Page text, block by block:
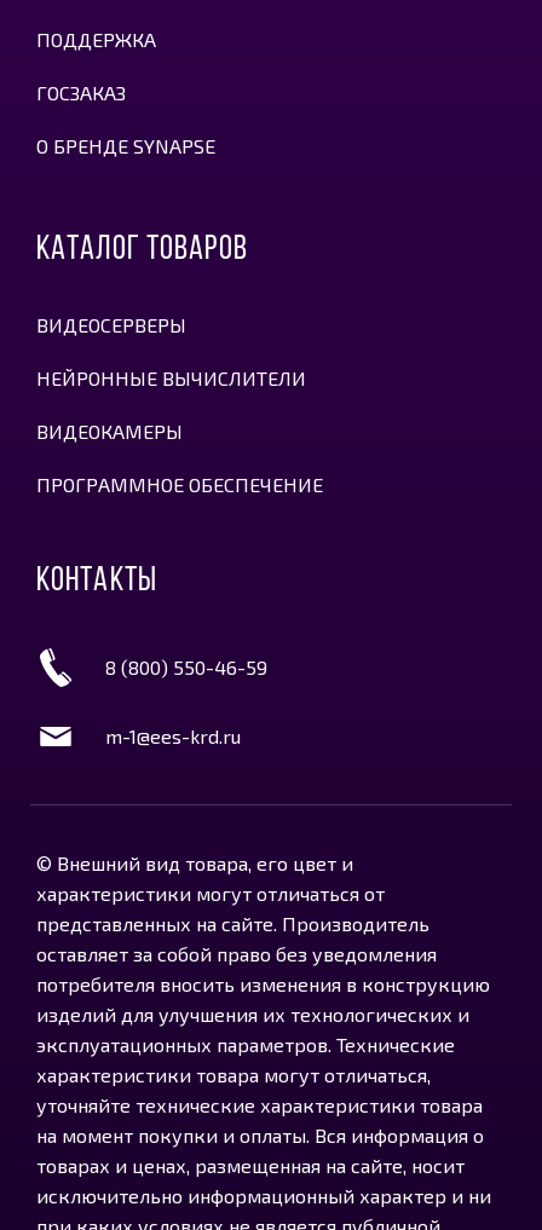
ПОДДЕРЖКА
ГОСЗАКАЗ
О БРЕНДЕ SYNAPSE
КАТАЛОГ ТОВАРОВ
ВИДЕОСЕРВЕРЫ
НЕЙРОННЫЕ ВЫЧИСЛИТЕЛИ
ВИДЕОКАМЕРЫ
ПРОГРАММНОЕ ОБЕСПЕЧЕНИЕ
КОНТАКТЫ
8 (800) 550-46-59
m-1@ees-krd.ru
© Внешний вид товара, его цвет и
характеристики могут отличаться от
представленных на сайте. Производитель
оставляет за собой право без уведомления
потребителя вносить изменения в конструкцию
изделий для улучшения их технологических и
эксплуатационных параметров. Технические
характеристики товара могут отличаться,
уточняйте технические характеристики товара
на момент покупки и оплаты. Вся информация о
товарах и ценах, размещенная на сайте, носит
исключительно информационный характер и ни